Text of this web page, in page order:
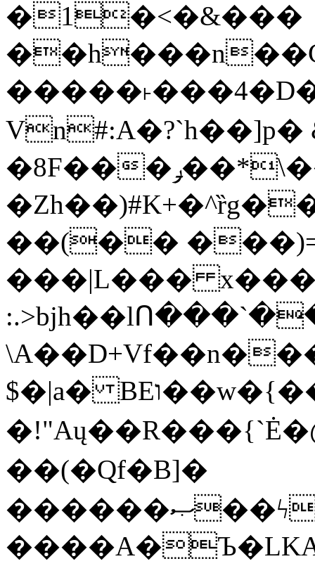
�1�<�&���
Vn#:A�?`h��]p�
�8F���ݛ��*\��U��S
��(��
���|L���
$�|a� BEו��w�{���;���q�X��d%�������W� hU�(�1�Ū}9�S�F<��i�L3�;�
��(�Qf�B]�
������ޞ��ϟak��r��_39$�8�p���7�2�yIZ�R��x��/